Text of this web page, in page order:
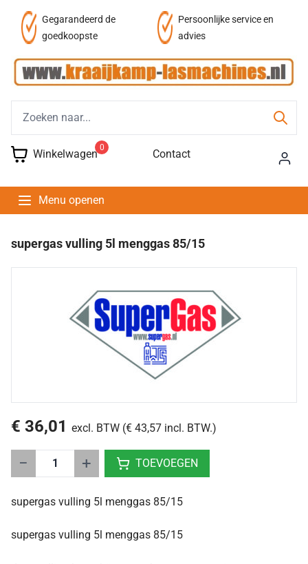
Gegarandeerd de
goedkoopste
Persoonlijke service en
advies
Winkelwagen 0 Contact
Menu openen
supergas vulling 5l menggas 85/15
supergas vulling 5l menggas 85/15
€ 36,01 excl. BTW (€ 43,57 incl. BTW.)
− + TOEVOEGEN
supergas vulling 5l menggas 85/15